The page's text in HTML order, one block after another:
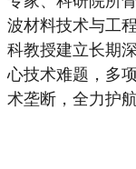
波材料技术与工
科教授建立长期
心技术难题，多
术垄断，全力护